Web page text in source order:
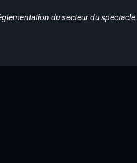
du secteur du spectacle.